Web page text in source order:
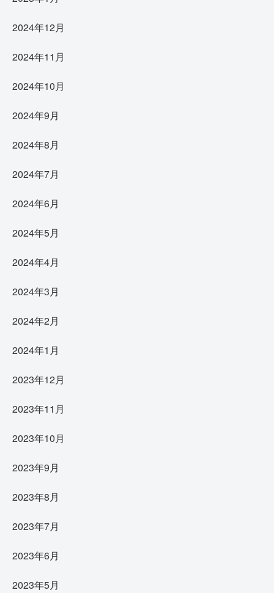
2024年12月
2024年11月
2024年10月
2024年9月
2024年8月
2024年7月
2024年6月
2024年5月
2024年4月
2024年3月
2024年2月
2024年1月
2023年12月
2023年11月
2023年10月
2023年9月
2023年8月
2023年7月
2023年6月
2023年5月